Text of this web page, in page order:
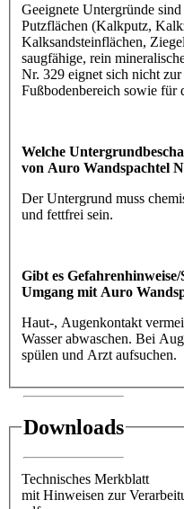
Geeignete Untergründe
Putzflächen (Kalkputz,
Kalksandsteinflächen,
saugfähige, rein
Nr. 329 eignet sich nicht
Fußbodenbereich sowie für
Welche
von Auro Wandspachtel
Der Untergrund muss
und fettfrei sein.
Gibt es
Umgang mit Auro
Haut-, Augenkontakt
Wasser abwaschen. Bei
spülen und Arzt aufsuchen.
Downloads
Technisches Merkblatt
mit Hinweisen zur